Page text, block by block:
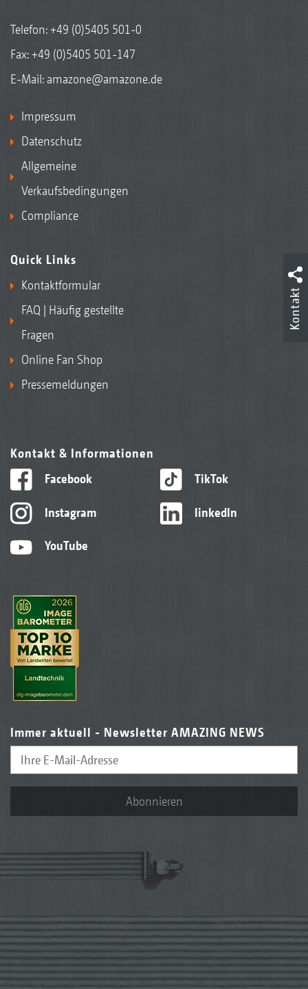
Telefon:+49 (0)5405 501-0
Fax: +49 (0)5405 501-147
E-Mail: amazone@amazone.de
Impressum
Datenschutz
Allgemeine
Verkaufsbedingungen
Compliance
Quick Links
Kontaktformular
FAQ | Häufig gestellte
Fragen
Online Fan Shop
Pressemeldungen
Kontakt & Informationen
Facebook
Instagram
YouTube
TikTok
linkedIn
Immer aktuell - Newsletter AMAZING NEWS
Abonnieren
Kontakt